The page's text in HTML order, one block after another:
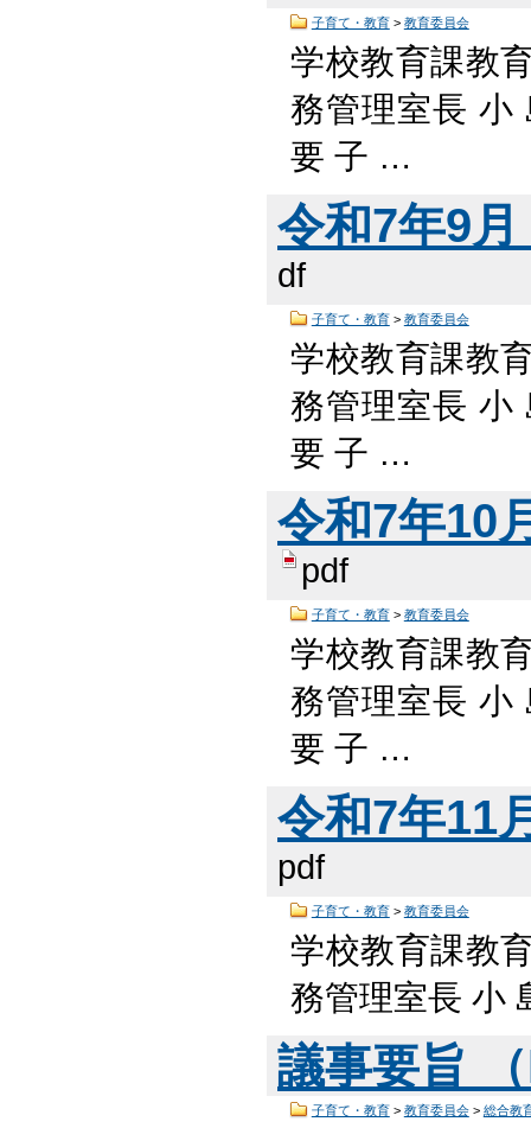
子育て・教育> 教育委員会
学校教育課教
務管理室長 小
要 子 …
令和7年9
df
子育て・教育> 教育委員会
学校教育課教
務管理室長 小
要 子 …
令和7年10
pdf
子育て・教育> 教育委員会
学校教育課教
務管理室長 小
要 子 …
令和7年11
pdf
子育て・教育> 教育委員会
学校教育課教
務管理室長 小
議事要旨
子育て・教育> 教育委員会> 総合教